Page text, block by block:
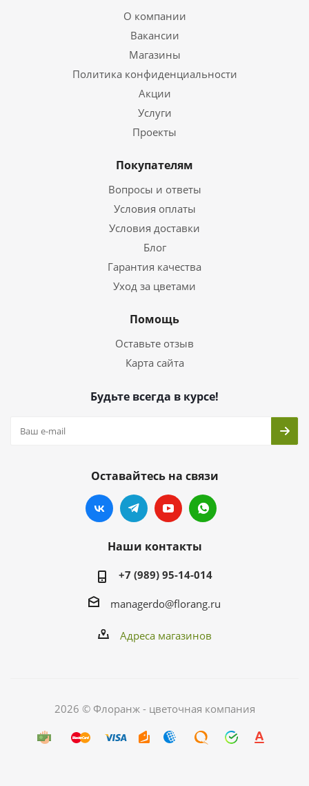
О компании
Вакансии
Магазины
Политика конфиденциальности
Акции
Услуги
Проекты
Покупателям
Вопросы и ответы
Условия оплаты
Условия доставки
Блог
Гарантия качества
Уход за цветами
Помощь
Оставьте отзыв
Карта сайта
Будьте всегда в курсе!
Оставайтесь на связи
Наши контакты
+7 (989) 95-14-014
managerdo@florang.ru
Адреса магазинов
2026 © Флоранж - цветочная компания